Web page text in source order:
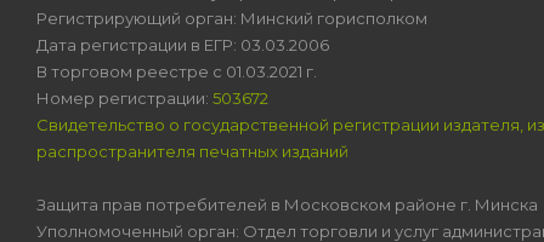
Регистрирующий орган: Минский горисполком
Дата регистрации в ЕГР: 03.03.2006
В торговом реестре с 01.03.2021 г.
Номер регистрации: 503672
Свидетельство о государственной регистрации издателя,
распространителя печатных изданий
Защита прав потребителей в Московском районе г. Минска
Уполномоченный орган: Отдел торговли и услуг